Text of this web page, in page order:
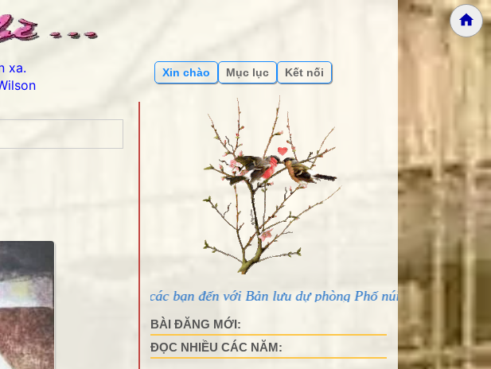
xa.
Xin chào Mục lục Kết nối
ái chào các bạn đến với Bản lưu dự phòng Phố núi và bạn bè...
BÀI ĐĂNG MỚI:
ĐỌC NHIỀU CÁC NĂM: